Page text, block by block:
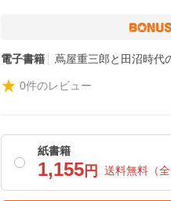
電子書籍 蔦屋重三郎と田沼時代
0件のレビュー
紙書籍
1,155 円 送料無料 （